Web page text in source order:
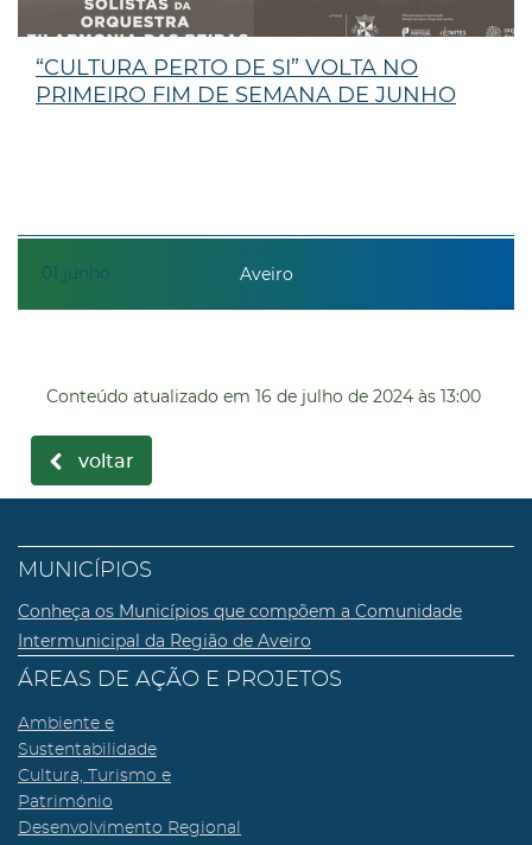
01 junho
“CULTURA PERTO DE SI” VOLTA NO
PRIMEIRO FIM DE SEMANA DE JUNHO
Aveiro
Conteúdo atualizado em 16 de julho de 2024 às 13:00
voltar
MUNICÍPIOS
Conheça os Municípios que compõem a Comunidade
Intermunicipal da Região de Aveiro
ÁREAS DE AÇÃO E PROJETOS
Ambiente e
Sustentabilidade
Cultura, Turismo e
Património
Desenvolvimento Regional